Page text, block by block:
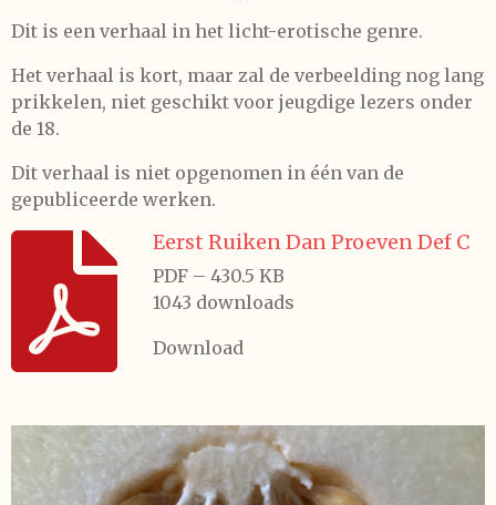
Dit is een verhaal in het licht-erotische genre.
Het verhaal is kort, maar zal de verbeelding nog lang
prikkelen, niet geschikt voor jeugdige lezers onder
de 18.
Dit verhaal is niet opgenomen in één van de
gepubliceerde werken.
Eerst Ruiken Dan Proeven Def C
PDF – 430.5 KB
1043 downloads
Download